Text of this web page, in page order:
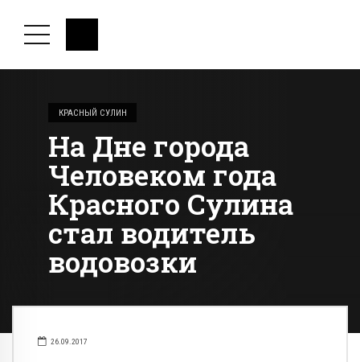
КРАСНЫЙ СУЛИН
На Дне города
Человеком года
Красного Сулина
стал водитель
водовозки
26.09.2017